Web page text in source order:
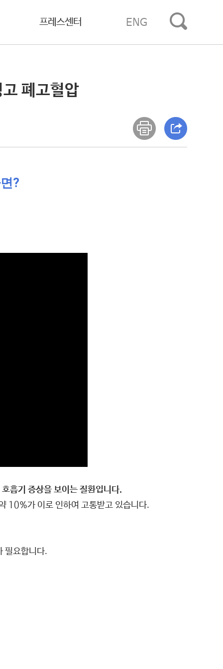
프레스센터 ENG
폐고혈압
?
흡기 증상을 보이는 질환입니다.
10%가 이로 인하여 고통받고 있습니다.
필요합니다.